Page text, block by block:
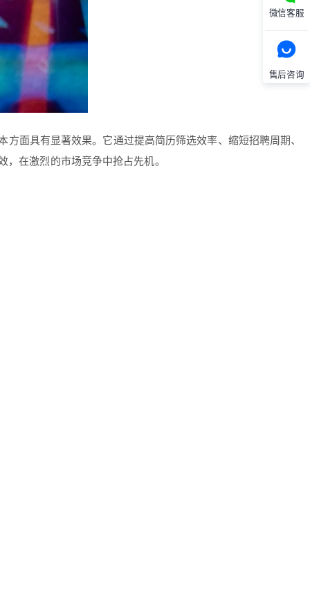
微信客服
售后咨询
面具有显著效果。它通过提高简历筛选效率、缩短招聘周期、
在激烈的市场竞争中抢占先机。